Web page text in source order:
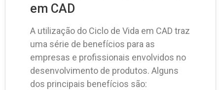
em CAD
A utilização do Ciclo de Vida em CAD traz
uma série de benefícios para as
empresas e profissionais envolvidos no
desenvolvimento de produtos. Alguns
dos principais benefícios são: